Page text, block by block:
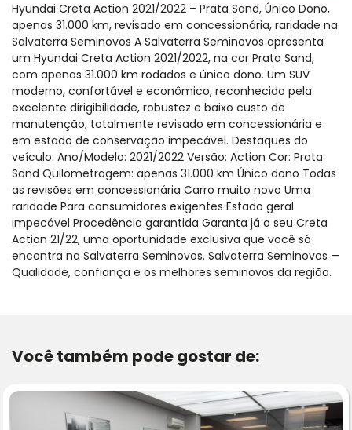
Hyundai Creta Action 2021/2022 – Prata Sand, Único Dono,
apenas 31.000 km, revisado em concessionária, raridade na
Salvaterra Seminovos A Salvaterra Seminovos apresenta
um Hyundai Creta Action 2021/2022, na cor Prata Sand,
com apenas 31.000 km rodados e único dono. Um SUV
moderno, confortável e econômico, reconhecido pela
excelente dirigibilidade, robustez e baixo custo de
manutenção, totalmente revisado em concessionária e
em estado de conservação impecável. Destaques do
veículo: Ano/Modelo: 2021/2022 Versão: Action Cor: Prata
Sand Quilometragem: apenas 31.000 km Único dono Todas
as revisões em concessionária Carro muito novo Uma
raridade Para consumidores exigentes Estado geral
impecável Procedência garantida Garanta já o seu Creta
Action 21/22, uma oportunidade exclusiva que você só
encontra na Salvaterra Seminovos. Salvaterra Seminovos —
Qualidade, confiança e os melhores seminovos da região.
Você também pode gostar de: